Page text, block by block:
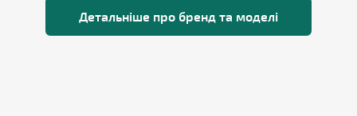
Детальніше про бренд та моделі